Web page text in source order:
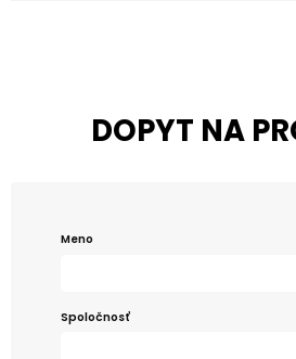
DOPYT NA
Meno
Spoločnosť